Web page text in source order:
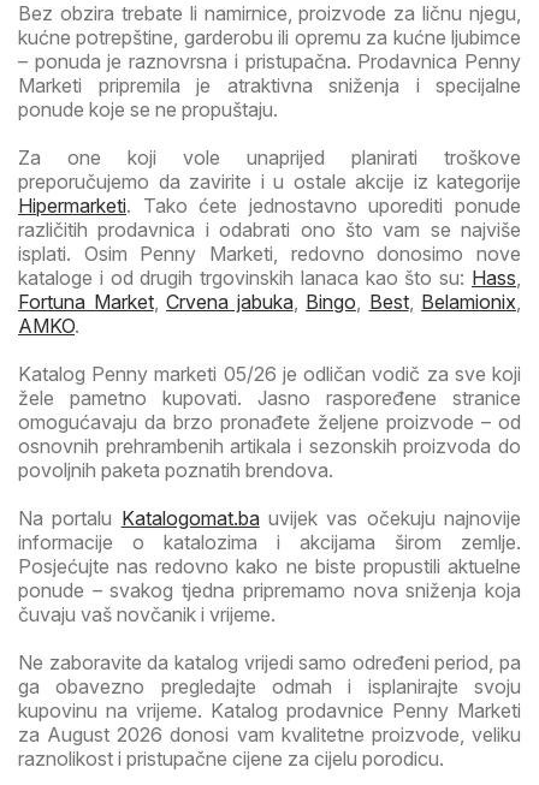
Bez obzira trebate li namirnice, proizvode za ličnu njegu,
kućne potrepštine, garderobu ili opremu za kućne ljubimce
– ponuda je raznovrsna i pristupačna. Prodavnica Penny
Marketi pripremila je atraktivna sniženja i specijalne
ponude koje se ne propuštaju.
Za one koji vole unaprijed planirati troškove
preporučujemo da zavirite i u ostale akcije iz kategorije
Hipermarketi. Tako ćete jednostavno uporediti ponude
različitih prodavnica i odabrati ono što vam se najviše
isplati. Osim Penny Marketi, redovno donosimo nove
kataloge i od drugih trgovinskih lanaca kao što su: Hass,
Fortuna Market, Crvena jabuka, Bingo, Best, Belamionix,
AMKO.
Katalog Penny marketi 05/26 je odličan vodič za sve koji
žele pametno kupovati. Jasno raspoređene stranice
omogućavaju da brzo pronađete željene proizvode – od
osnovnih prehrambenih artikala i sezonskih proizvoda do
povoljnih paketa poznatih brendova.
Na portalu Katalogomat.bauvijek vas očekuju najnovije
informacije o katalozima i akcijama širom zemlje.
Posjećujte nas redovno kako ne biste propustili aktuelne
ponude – svakog tjedna pripremamo nova sniženja koja
čuvaju vaš novčanik i vrijeme.
Ne zaboravite da katalog vrijedi samo određeni period, pa
ga obavezno pregledajte odmah i isplanirajte svoju
kupovinu na vrijeme. Katalog prodavnice Penny Marketi
za August 2026 donosi vam kvalitetne proizvode, veliku
raznolikost i pristupačne cijene za cijelu porodicu.